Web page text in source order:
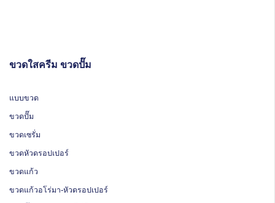
ขวดใสครีม ขวดปั๊ม
แบบขวด
ขวดปั๊ม
ขวดเซรั่ม
ขวดหัวดรอปเปอร์
ขวดแก้ว
ขวดแก้วอโร่มา-หัวดรอปเปอร์